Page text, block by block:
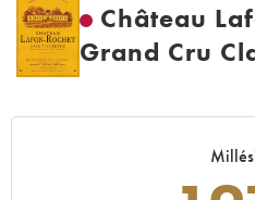
Château
Grand Cru